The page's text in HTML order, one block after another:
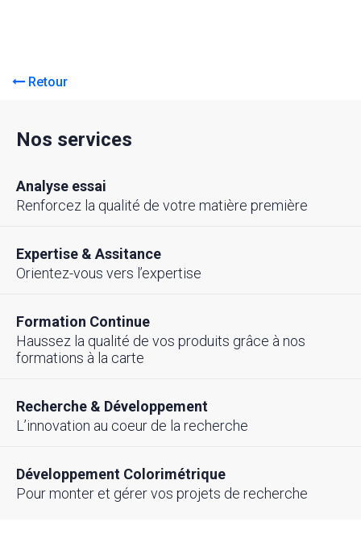
Retour
Nos services
Analyse essai
Renforcez la qualité de votre matière première
Expertise & Assitance
Orientez-vous vers l’expertise
Formation Continue
Haussez la qualité de vos produits grâce à nos
formations à la carte
Recherche & Développement
L’innovation au coeur de la recherche
Développement Colorimétrique
Pour monter et gérer vos projets de recherche